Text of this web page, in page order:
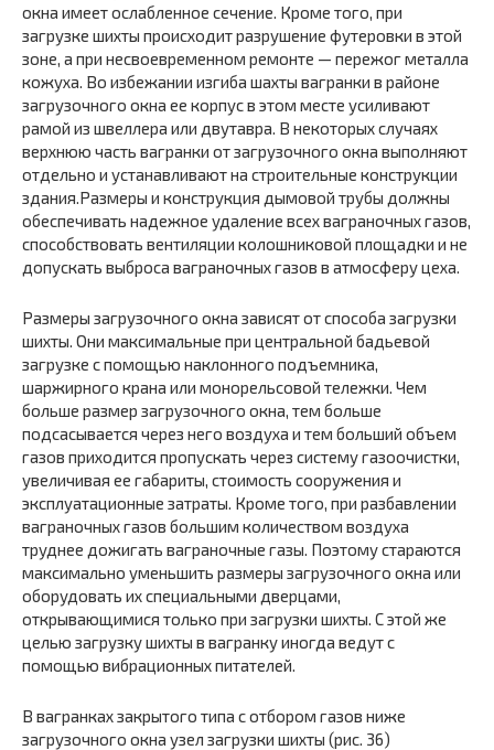
окна имеет ослабленное сечение. Кроме того, при
загрузке шихты происходит разрушение футеровки в этой
зоне, а при несвоевременном ремонте — пережог металла
кожуха. Во избежании изгиба шахты вагранки в районе
загрузочного окна ее корпус в этом месте усиливают
рамой из швеллера или двутавра. В некоторых случаях
верхнюю часть вагранки от загрузочного окна выполняют
отдельно и устанавливают на строительные конструкции
здания.Размеры и конструкция дымовой трубы должны
обеспечивать надежное удаление всех ваграночных газов,
способствовать вентиляции колошниковой площадки и не
допускать выброса ваграночных газов в атмосферу цеха.
Размеры загрузочного окна зависят от способа загрузки
шихты. Они максимальные при центральной бадьевой
загрузке с помощью наклонного подъемника,
шаржирного крана или монорельсовой тележки. Чем
больше размер загрузочного окна, тем больше
подсасывается через него воздуха и тем больший объем
газов приходится пропускать через систему газоочистки,
увеличивая ее габариты, стоимость сооружения и
эксплуатационные затраты. Кроме того, при разбавлении
ваграночных газов большим количеством воздуха
труднее дожигать ваграночные газы. Поэтому стараются
максимально уменьшить размеры загрузочного окна или
оборудовать их специальными дверцами,
открывающимися только при загрузки шихты. С этой же
целью загрузку шихты в вагранку иногда ведут с
помощью вибрационных питателей.
В вагранках закрытого типа с отбором газов ниже
загрузочного окна узел загрузки шихты (рис. 36)